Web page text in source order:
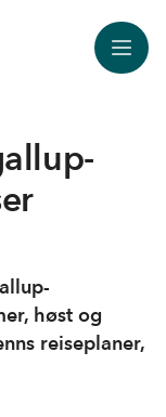
Meny
høst og
reiseplaner,